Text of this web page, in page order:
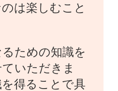
は楽しむこと
ための知識を
いただきま
得ることで具